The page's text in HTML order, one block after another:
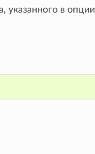
указанного в опции